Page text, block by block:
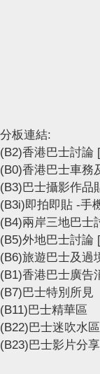
分板連結:
(B2)香港巴士討論
(B0)香港巴士車務
(B3)巴士攝影作品
(B3i)即拍即貼 -手
(B4)兩岸三地巴士
(B5)外地巴士討論
(B6)旅遊巴士及過
(B1)香港巴士廣告
(B7)巴士特別所見
(B11)巴士精華區
(B22)巴士迷吹水區
(B23)巴士影片分